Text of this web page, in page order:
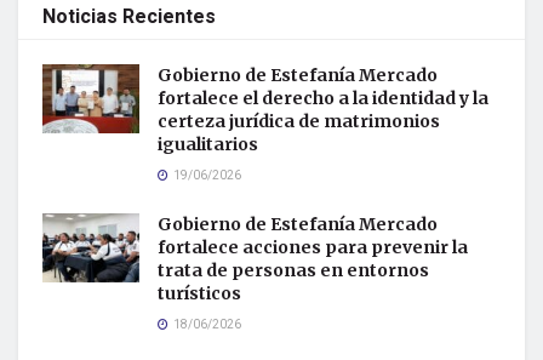
Noticias Recientes
Gobierno de Estefanía Mercado
fortalece el derecho a la identidad y la
certeza jurídica de matrimonios
igualitarios
19/06/2026
Gobierno de Estefanía Mercado
fortalece acciones para prevenir la
trata de personas en entornos
turísticos
18/06/2026